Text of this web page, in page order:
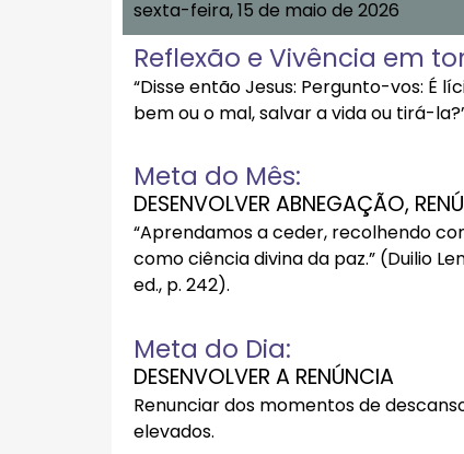
sexta-feira, 15 de maio de 2026
Reflexão e Vivência em
“Disse então Jesus: Pergunto-vos: É
bem ou o mal, salvar a vida ou tirá-
Meta do Mês:
DESENVOLVER ABNEGAÇÃO,
“Aprendamos a ceder, recolhendo
como ciência divina da paz.” (Duilio
ed., p. 242).
Meta do Dia:
DESENVOLVER A RENÚNCIA
Renunciar dos momentos de
elevados.